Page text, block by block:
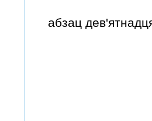
абзац